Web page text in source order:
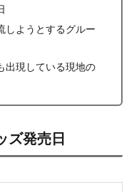
しようとするグルー
出現している現地の
ズ発売日